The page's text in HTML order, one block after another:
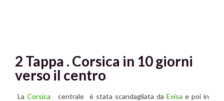
2 Tappa . Corsica in 10 giorni
verso il centro
LaCorsica centrale è stata scandagliata da Evisa e poi in